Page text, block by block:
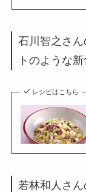
石川智之さん
トのような
レシピはこちら
若林和人さん